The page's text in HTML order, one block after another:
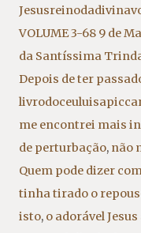
VOLUME 3-68 9 de
da Santíssima
Depois de ter
me encontrei mais
de perturbação, não
Quem pode dizer
tinha tirado o
isto, o adorável